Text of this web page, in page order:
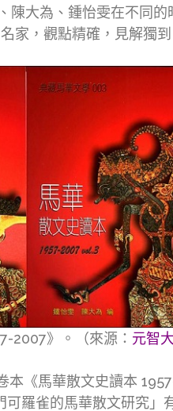
大為、鍾怡雯在不同
，觀點精確，見解獨
2007》。（來源： 元智
本《馬華散文史讀本
羅雀的馬華散文研究